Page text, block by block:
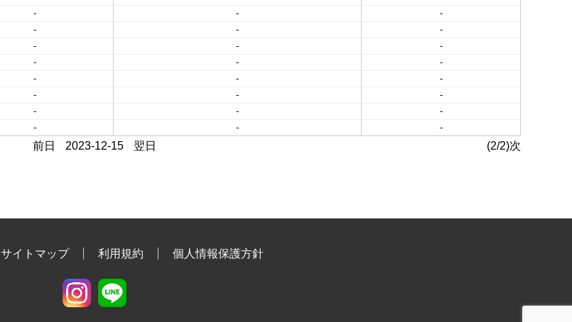
- -
-
- -
-
- -
-
- -
-
- -
-
- -
-
- -
-
- - -
前日 2023-12-15 翌日 (2/2)次
サイトマップ 利用規約 個人情報保護方針